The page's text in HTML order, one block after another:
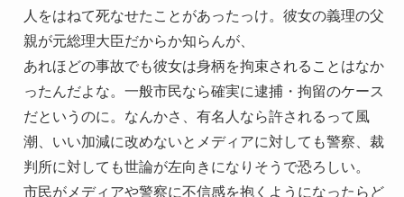
人をはねて死なせたことがあったっけ。彼女の義理の父
親が元総理大臣だからか知らんが、
あれほどの事故でも彼女は身柄を拘束されることはなか
ったんだよな。一般市民なら確実に逮捕・拘留のケース
だというのに。なんかさ、有名人なら許されるって風
潮、いい加減に改めないとメディアに対しても警察、裁
判所に対しても世論が左向きになりそうで恐ろしい。
市民がメディアや警察に不信感を抱くようになったらど